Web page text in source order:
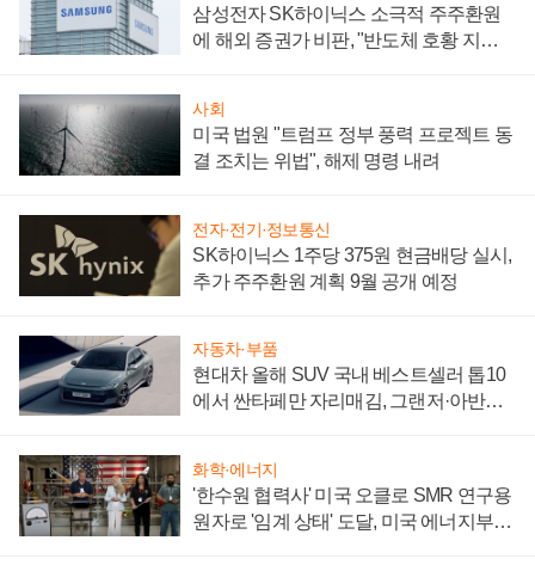
삼성전자 SK하이닉스 소극적 주주환원
에 해외 증권가 비판, "반도체 호황 지속
사회
미국 법원 "트럼프 정부 풍력 프로젝트 동
결 조치는 위법", 해제 명령 내려
전자·전기·정보통신
SK하이닉스 1주당 375원 현금배당 실시,
추가 주주환원 계획 9월 공개 예정
자동차·부품
현대차 올해 SUV 국내 베스트셀러 톱10
에서 싼타페만 자리매김, 그랜저·아반떼
화학·에너지
'한수원 협력사' 미국 오클로 SMR 연구용
원자로 '임계 상태' 도달, 미국 에너지부